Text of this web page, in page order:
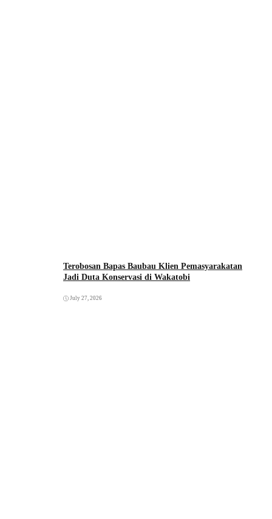
Terobosan Bapas Baubau Klien Pemasyarakatan
Jadi Duta Konservasi di Wakatobi
July 27, 2026